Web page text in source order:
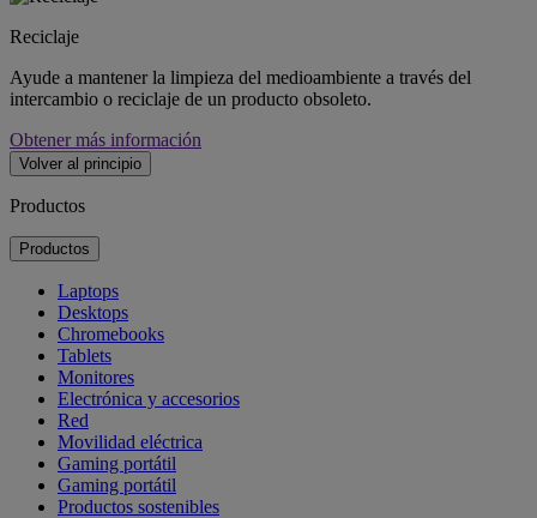
Reciclaje
Ayude a mantener la limpieza del medioambiente a través del
intercambio o reciclaje de un producto obsoleto.
Obtener más información
Volver al principio
Productos
Productos
Laptops
Desktops
Chromebooks
Tablets
Monitores
Electrónica y accesorios
Red
Movilidad eléctrica
Gaming portátil
Gaming portátil
Productos sostenibles